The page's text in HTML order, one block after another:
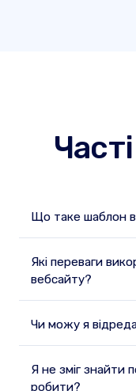
Що таке шаблон
Які переваги
вебсайту?
Чи можу я
Я не зміг знайти
робити?